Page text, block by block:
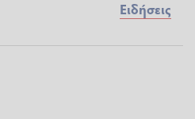
Ειδήσεις